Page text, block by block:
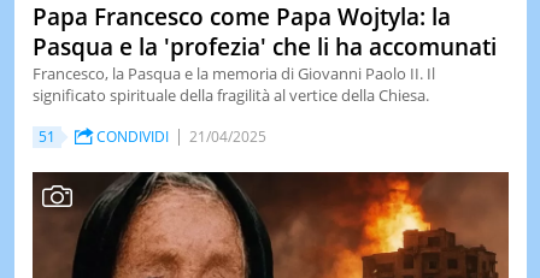
Papa Francesco come Papa Wojtyla: la
Pasqua e la 'profezia' che li ha accomunati
Francesco, la Pasqua e la memoria di Giovanni Paolo II. Il
significato spirituale della fragilità al vertice della Chiesa.
51 CONDIVIDI 21/04/2025